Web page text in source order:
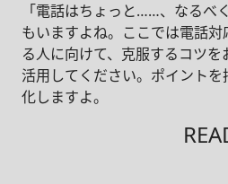
「電話はちょっと……、なるべ
もいますよね。ここでは電話
る人に向けて、克服するコツ
活用してください。ポイント
化しますよ。